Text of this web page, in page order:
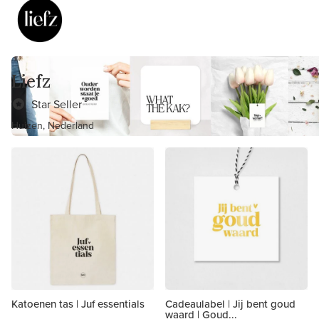
Liefz
Star Seller
Huizen, Nederland
Katoenen tas | Juf essentials Cadeaulabel | Jij bent goud
waard | Goud...